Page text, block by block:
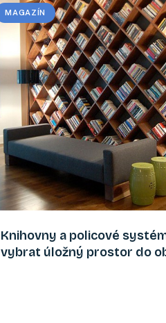
MAGAZÍN
Knihovny a policové
vybrat úložný prostor do